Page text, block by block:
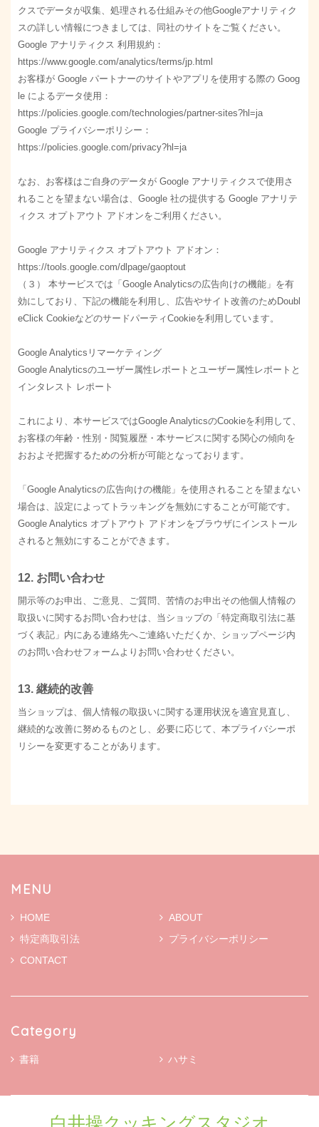
クスでデータが収集、処理される仕組みその他Googleアナリティク
スの詳しい情報につきましては、同社のサイトをご覧ください。
Google アナリティクス 利用規約：
https://www.google.com/analytics/terms/jp.html
お客様が Google パートナーのサイトやアプリを使用する際の Goog
le によるデータ使用：
https://policies.google.com/technologies/partner-sites?hl=ja
Google プライバシーポリシー：
https://policies.google.com/privacy?hl=ja
なお、お客様はご自身のデータが Google アナリティクスで使用さ
れることを望まない場合は、Google 社の提供する Google アナリテ
ィクス オプトアウト アドオンをご利用ください。
Google アナリティクス オプトアウト アドオン：
https://tools.google.com/dlpage/gaoptout
（３） 本サービスでは「Google Analyticsの広告向けの機能」を有
効にしており、下記の機能を利用し、広告やサイト改善のためDoubl
eClick CookieなどのサードパーティCookieを利用しています。
Google Analyticsリマーケティング
Google Analyticsのユーザー属性レポートとユーザー属性レポートと
インタレスト レポート
これにより、本サービスではGoogle AnalyticsのCookieを利用して、
お客様の年齢・性別・閲覧履歴・本サービスに関する関心の傾向を
おおよそ把握するための分析が可能となっております。
「Google Analyticsの広告向けの機能」を使用されることを望まない
場合は、設定によってトラッキングを無効にすることが可能です。
Google Analytics オプトアウト アドオンをブラウザにインストール
されると無効にすることができます。
12. お問い合わせ
開示等のお申出、ご意見、ご質問、苦情のお申出その他個人情報の
取扱いに関するお問い合わせは、当ショップの「特定商取引法に基
づく表記」内にある連絡先へご連絡いただくか、ショップページ内
のお問い合わせフォームよりお問い合わせください。
13. 継続的改善
当ショップは、個人情報の取扱いに関する運用状況を適宜見直し、
継続的な改善に努めるものとし、必要に応じて、本プライバシーポ
リシーを変更することがあります。
MENU
HOME
ABOUT
特定商取引法
プライバシーポリシー
CONTACT
Category
書籍 ハサミ
白井操クッキングスタジオ